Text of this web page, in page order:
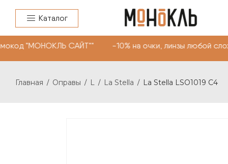
Каталог
"МОНОКЛЬ САЙТ"" -10% на очки, линзы любой
Главная / Оправы / L / La Stella / La Stella LSO1019 C4